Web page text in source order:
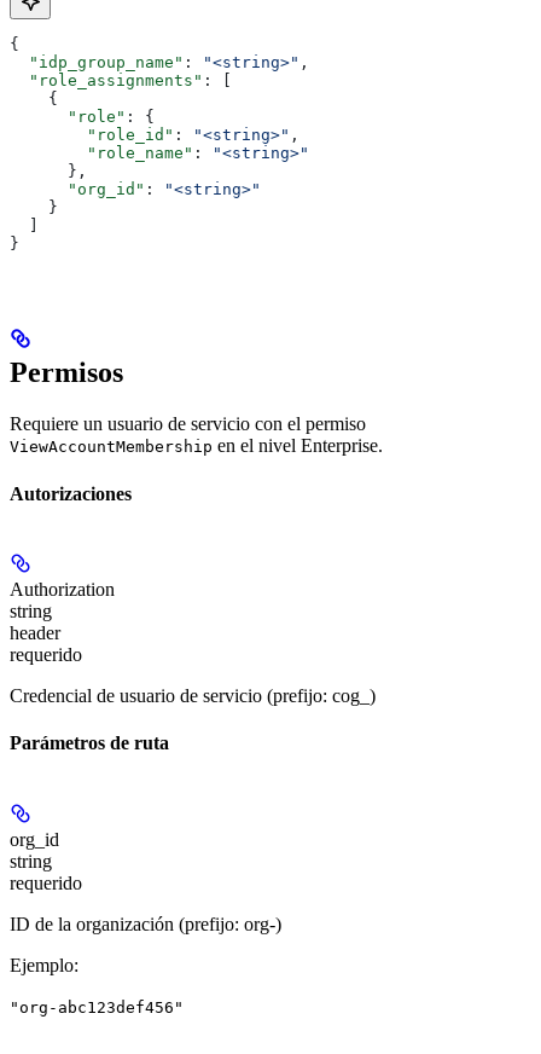
{
  "idp_group_name"
: "<string>" ,
  "role_assignments"
: [
    {
      "role"
: {
        "role_id"
: "<string>" ,
        "role_name"
:
"<string>"
      },
      "org_id"
:
"<string>"
    }
  ]
}
Permisos
Requiere un usuario de servicio con el permiso
ViewAccountMembership en el nivel Enterprise.
Autorizaciones
Authorization
string
header
requerido
Credencial de usuario de servicio (prefijo: cog_)
Parámetros de ruta
org_id
string
requerido
ID de la organización (prefijo: org-)
Ejemplo:
"org-abc123def456"